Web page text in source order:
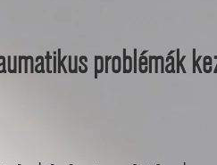
problémák